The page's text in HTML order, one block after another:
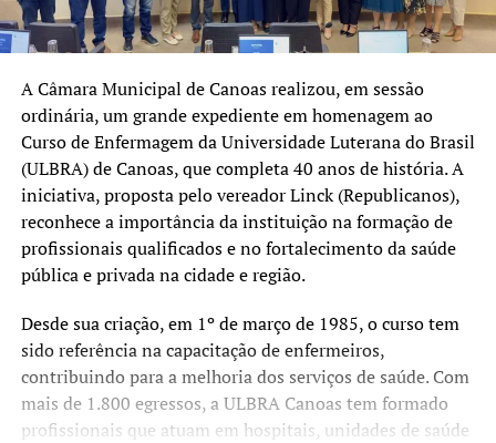
A Câmara Municipal de Canoas realizou, em sessão
ordinária, um grande expediente em homenagem ao
Curso de Enfermagem da Universidade Luterana do Brasil
(ULBRA) de Canoas, que completa 40 anos de história. A
iniciativa, proposta pelo vereador Linck (Republicanos),
reconhece a importância da instituição na formação de
profissionais qualificados e no fortalecimento da saúde
pública e privada na cidade e região.
Desde sua criação, em 1º de março de 1985, o curso tem
sido referência na capacitação de enfermeiros,
contribuindo para a melhoria dos serviços de saúde. Com
mais de 1.800 egressos, a ULBRA Canoas tem formado
profissionais que atuam em hospitais, unidades de saúde